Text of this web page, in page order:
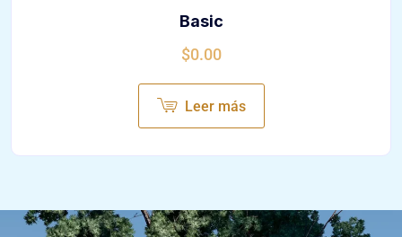
Basic
$0.00
Leer más